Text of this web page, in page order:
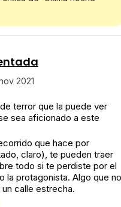
2021
terror que la puede ver
sea aficionado a este
que hace por
claro), te pueden traer
todo si te perdiste por el
la protagonista. Algo que no
calle estrecha.